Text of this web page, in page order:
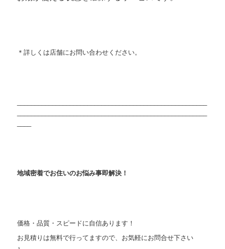
＊詳しくは店舗にお問い合わせください。
地域密着でお住いのお悩み事即解決！
価格・品質・スピードに自信あります！
お見積りは無料で行ってますので、お気軽にお問合せ下さい